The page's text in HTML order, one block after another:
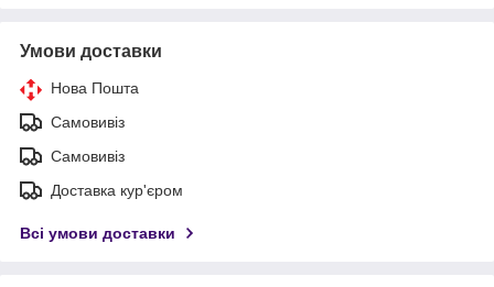
Умови доставки
Нова Пошта
Самовивіз
Самовивіз
Доставка кур'єром
Всі умови доставки